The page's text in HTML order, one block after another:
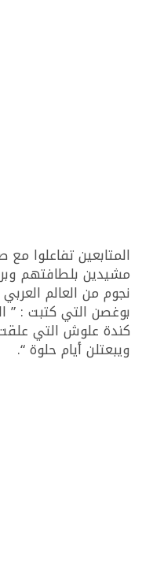
المتابعين تفاعلوا
مشيدين بلطافتهم
نجوم من العالم
بوغصن التي كتبت : ”
كندة علوش التي
ويبعتلن أيام حلوة “.